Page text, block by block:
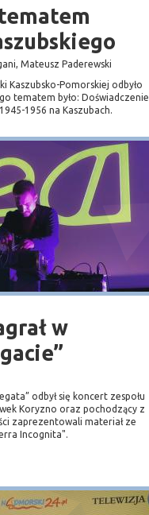
Mateusz Paderewski
Kaszubsko-Pomorskiej odbyło
tematem było: Doświadczenie
1956 na Kaszubach.
w
odbył się koncert zespołu
Koryzno oraz pochodzący z
zaprezentowali materiał ze
Incognita".